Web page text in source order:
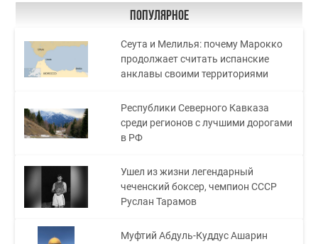
Популярное
Сеута и Мелилья: почему Марокко
продолжает считать испанские
анклавы своими территориями
Республики Северного Кавказа
среди регионов с лучшими дорогами
в РФ
Ушел из жизни легендарный
чеченский боксер, чемпион СССР
Руслан Тарамов
Муфтий Абдуль-Куддус Ашарин